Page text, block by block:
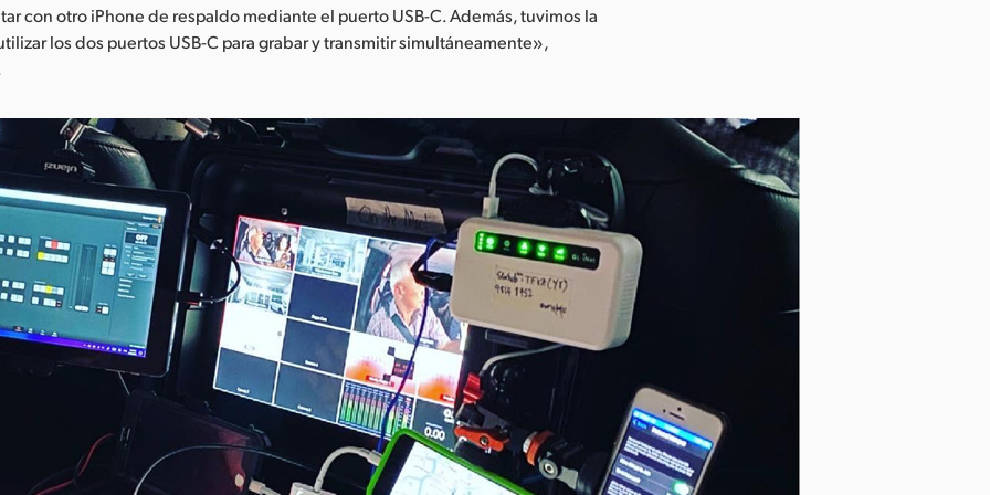
con otro iPhone de respaldo mediante el puerto USB-C. Además, tuvimos la
los dos puertos USB-C para grabar y transmitir simultáneamente»,